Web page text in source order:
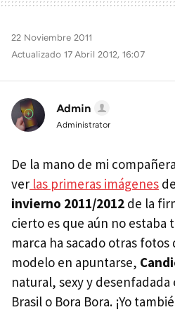
22 Noviembre 2011
Actualizado 17 Abril 2012, 16:07
Admin
Administrator
De la mano de mi
ver las primeras imágenes
invierno 2011/2012 de la
cierto es que aún no estaba
marca ha sacado otras
modelo en apuntarse,
natural, sexy y
Brasil o Bora Bora. ¡Yo